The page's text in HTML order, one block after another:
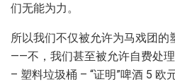
们无能为力。
所以我们不仅被允许为马戏团的
——不，我们甚至被允许自费处
– 塑料垃圾桶 – “证明”啤酒 5 欧